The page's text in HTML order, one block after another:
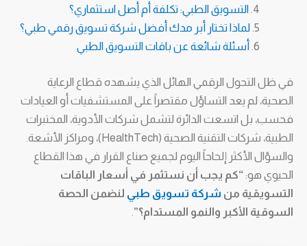
التسويق الطبي: تكلفة أم أصل استثماري؟
لماذا تختار أبر مدك أفضل شركة تسويق رقمي طبي؟
أسئلة شائعة عن باقات التسويق الطبي
في ظل التحول الرقمي الهائل الذي يشهده قطاع الرعاية
الصحية، لم يعد التساؤل مقتصراً على المستشفيات أو العيادات
فحسب، بل اتسعت الدائرة لتشمل شركات الأدوية، المختبرات
الطبية، شركات التقنية الصحية (HealthTech)، ومراكز الأشعة.
والسؤال الأكثر إلحاحاً اليوم لجميع صناع القرار في هذا القطاع
الحيوي هو: “كم يجب أن نستثمر في أسعار الباقات
التسويقية من شركة تسويق طبي لنضمن الحصة
السوقية الأكبر والنمو المستدام؟”